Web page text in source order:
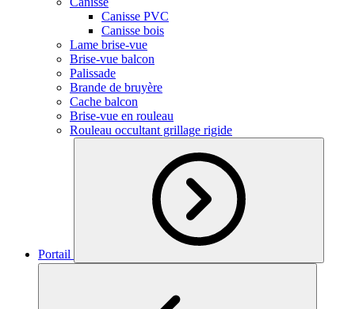
Canisse PVC
Canisse bois
Lame brise-vue
Brise-vue balcon
Palissade
Brande de bruyère
Cache balcon
Brise-vue en rouleau
Rouleau occultant grillage rigide
Portail